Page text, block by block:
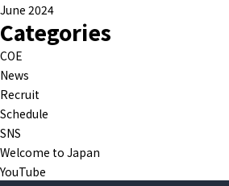
June 2024
Categories
COE
News
Recruit
Schedule
SNS
Welcome to Japan
YouTube